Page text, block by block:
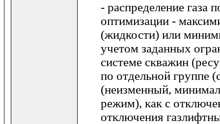
- распределение газа
оптимизации -
(жидкости) или
учетом заданных
системе скважин
по отдельной группе
(неизменный,
режим), как с
отключения